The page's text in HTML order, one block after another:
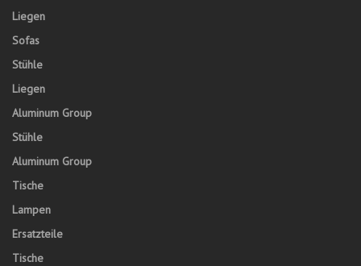
Liegen
Sofas
Stühle
Liegen
Aluminum Group
Stühle
Aluminum Group
Tische
Lampen
Ersatzteile
Tische